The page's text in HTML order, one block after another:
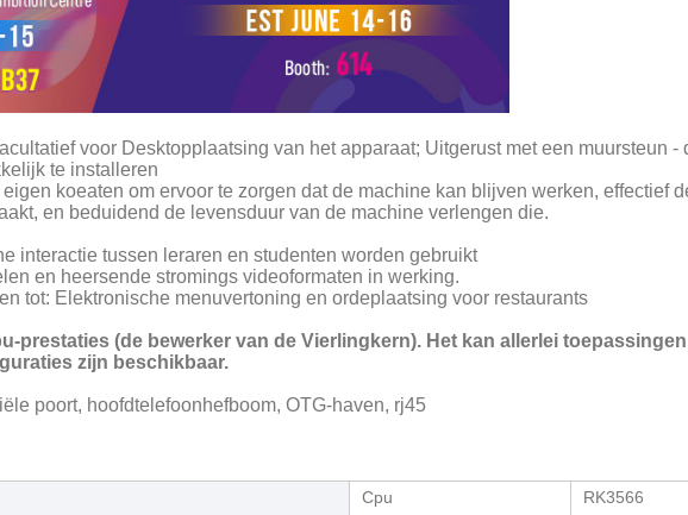
voor Desktopplaatsing van het apparaat; Uitgerust met een muursteun
te installeren
koeaten om ervoor te zorgen dat de machine kan blijven werken, effectief
en beduidend de levensduur van de machine verlengen die.
interactie tussen leraren en studenten worden gebruikt
en heersende stromings videoformaten in werking.
tot: Elektronische menuvertoning en ordeplaatsing voor restaurants
prestaties (de bewerker van de Vierlingkern). Het kan allerlei
zijn beschikbaar.
poort, hoofdtelefoonhefboom, OTG-haven, rj45
Cpu RK3566